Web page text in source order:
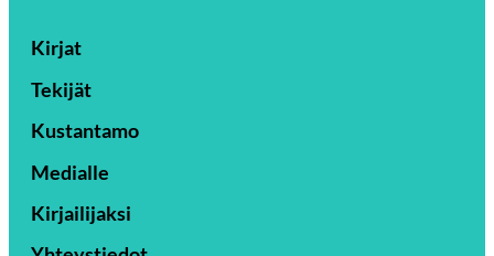
Kirjat
Tekijät
Kustantamo
Medialle
Kirjailijaksi